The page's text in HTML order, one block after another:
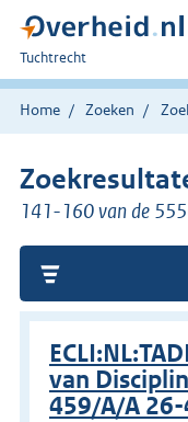
U
bent
hier:
Tuchtrecht
Home Zoeken
141-160 van de
van
459/A/A